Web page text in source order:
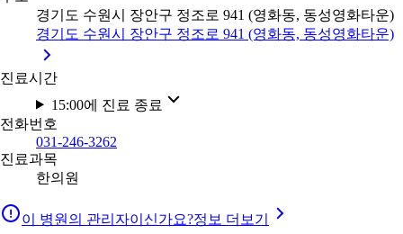
경기도 수원시 장안구 정조로 941 (영화동, 동성영화타운)
경기도 수원시 장안구 정조로 941 (영화동, 동성영화타운)
진료시간
15:00에 진료 종료
전화번호
031-246-3262
진료과목
한의원
이 병원의 관리자이신가요?정보 더보기